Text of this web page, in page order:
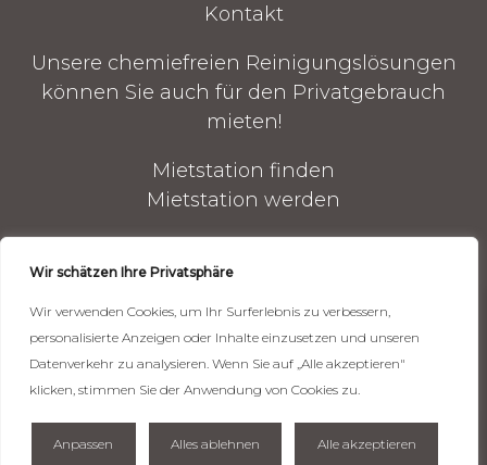
Wir schätzen Ihre Privatsphäre
Wir verwenden Cookies, um Ihr Surferlebnis zu verbessern,
personalisierte Anzeigen oder Inhalte einzusetzen und unseren
Datenverkehr zu analysieren. Wenn Sie auf „Alle akzeptieren"
klicken, stimmen Sie der Anwendung von Cookies zu.
Anpassen Alles ablehnen Alle akzeptieren
Kontakt
Unsere chemiefreien Reinigungslösungen
können Sie auch für den Privatgebrauch
mieten!
Mietstation finden
Mietstation werden
Reinigungszubehör
Mechandise
CLNUP-Login